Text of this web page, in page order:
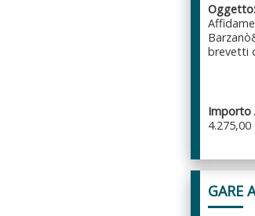
Oggetto:
brevetti
Importo
4.275,00
GARE